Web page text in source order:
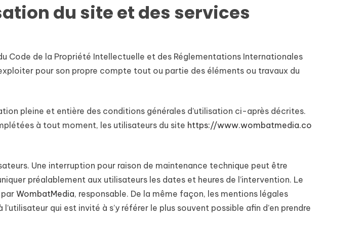
du site et des services
Code de la Propriété Intellectuelle et des Réglementations Internationales
pour son propre compte tout ou partie des éléments ou travaux du
pleine et entière des conditions générales d’utilisation ci-après décrites.
à tout moment, les utilisateurs du site https://www.wombatmedia.co
Une interruption pour raison de maintenance technique peut être
préalablement aux utilisateurs les dates et heures de l’intervention. Le
parWombatMedia, responsable. De la même façon, les mentions légales
qui est invité à s’y référer le plus souvent possible afin d’en prendre